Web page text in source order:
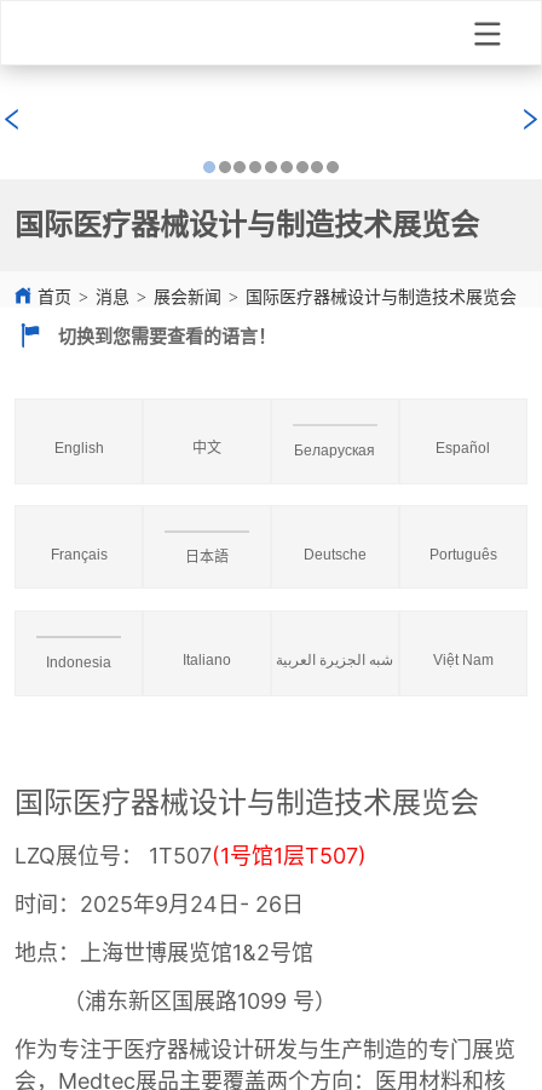
国际医疗器械设计与制造技术展览会
首页 > 消息 > 展会新闻 > 国际医疗器械设计与制造技术展览会
切换到您需要查看的语言！
English 中文 Беларуская Español
Français 日本語 Deutsche Português
Indonesia Italiano شبه الجزيرة العربية Việt Nam